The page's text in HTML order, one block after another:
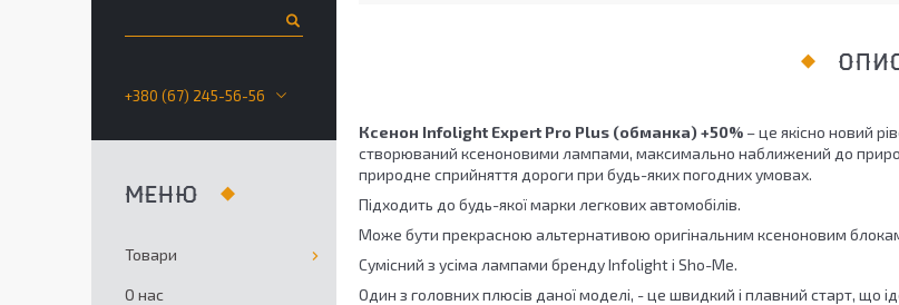
Ксенон Infolight Expert Pro Plus (обманка) +50% – це якісно новий
створюваний ксеноновими лампами, максимально наближений до
природне сприйняття дороги при будь-яких погодних умовах.
Підходить до будь-якої марки легкових автомобілів.
Може бути прекрасною альтернативою оригінальним ксеноновим
Сумісний з усіма лампами бренду Infolight і Sho-Me.
Один з головних плюсів даної моделі, - це швидкий і плавний старт, що
+380 (67) 245-56-56
Товари
О нас